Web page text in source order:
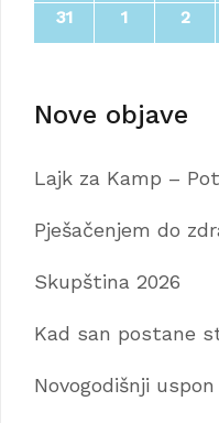
31
1 2
Nove objave
Lajk za Kamp –
Pješačenjem do
Skupština 2026
Kad san postane
Novogodišnji